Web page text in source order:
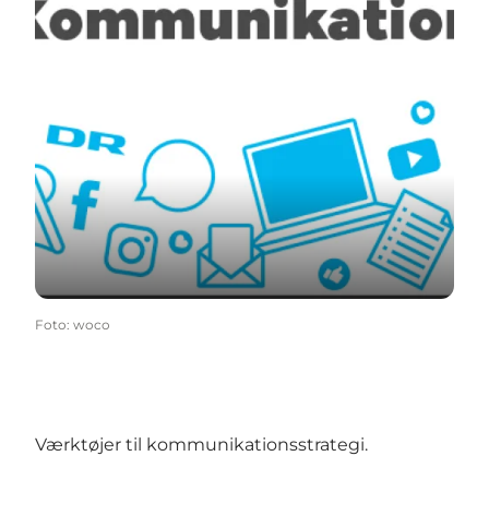
Foto: woco
Værktøjer til kommunikationsstrategi.